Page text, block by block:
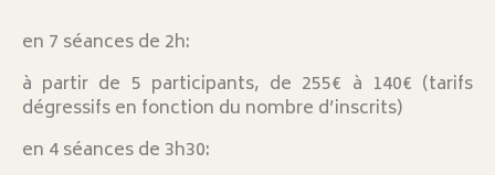
en 7 séances de 2h:
à partir de 5 participants, de 255€ à 140€ (tarifs
dégressifs en fonction du nombre d’inscrits)
en 4 séances de 3h30: